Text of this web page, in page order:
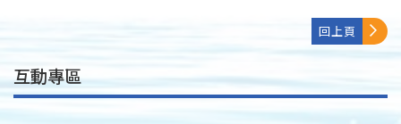
回上頁
互動專區